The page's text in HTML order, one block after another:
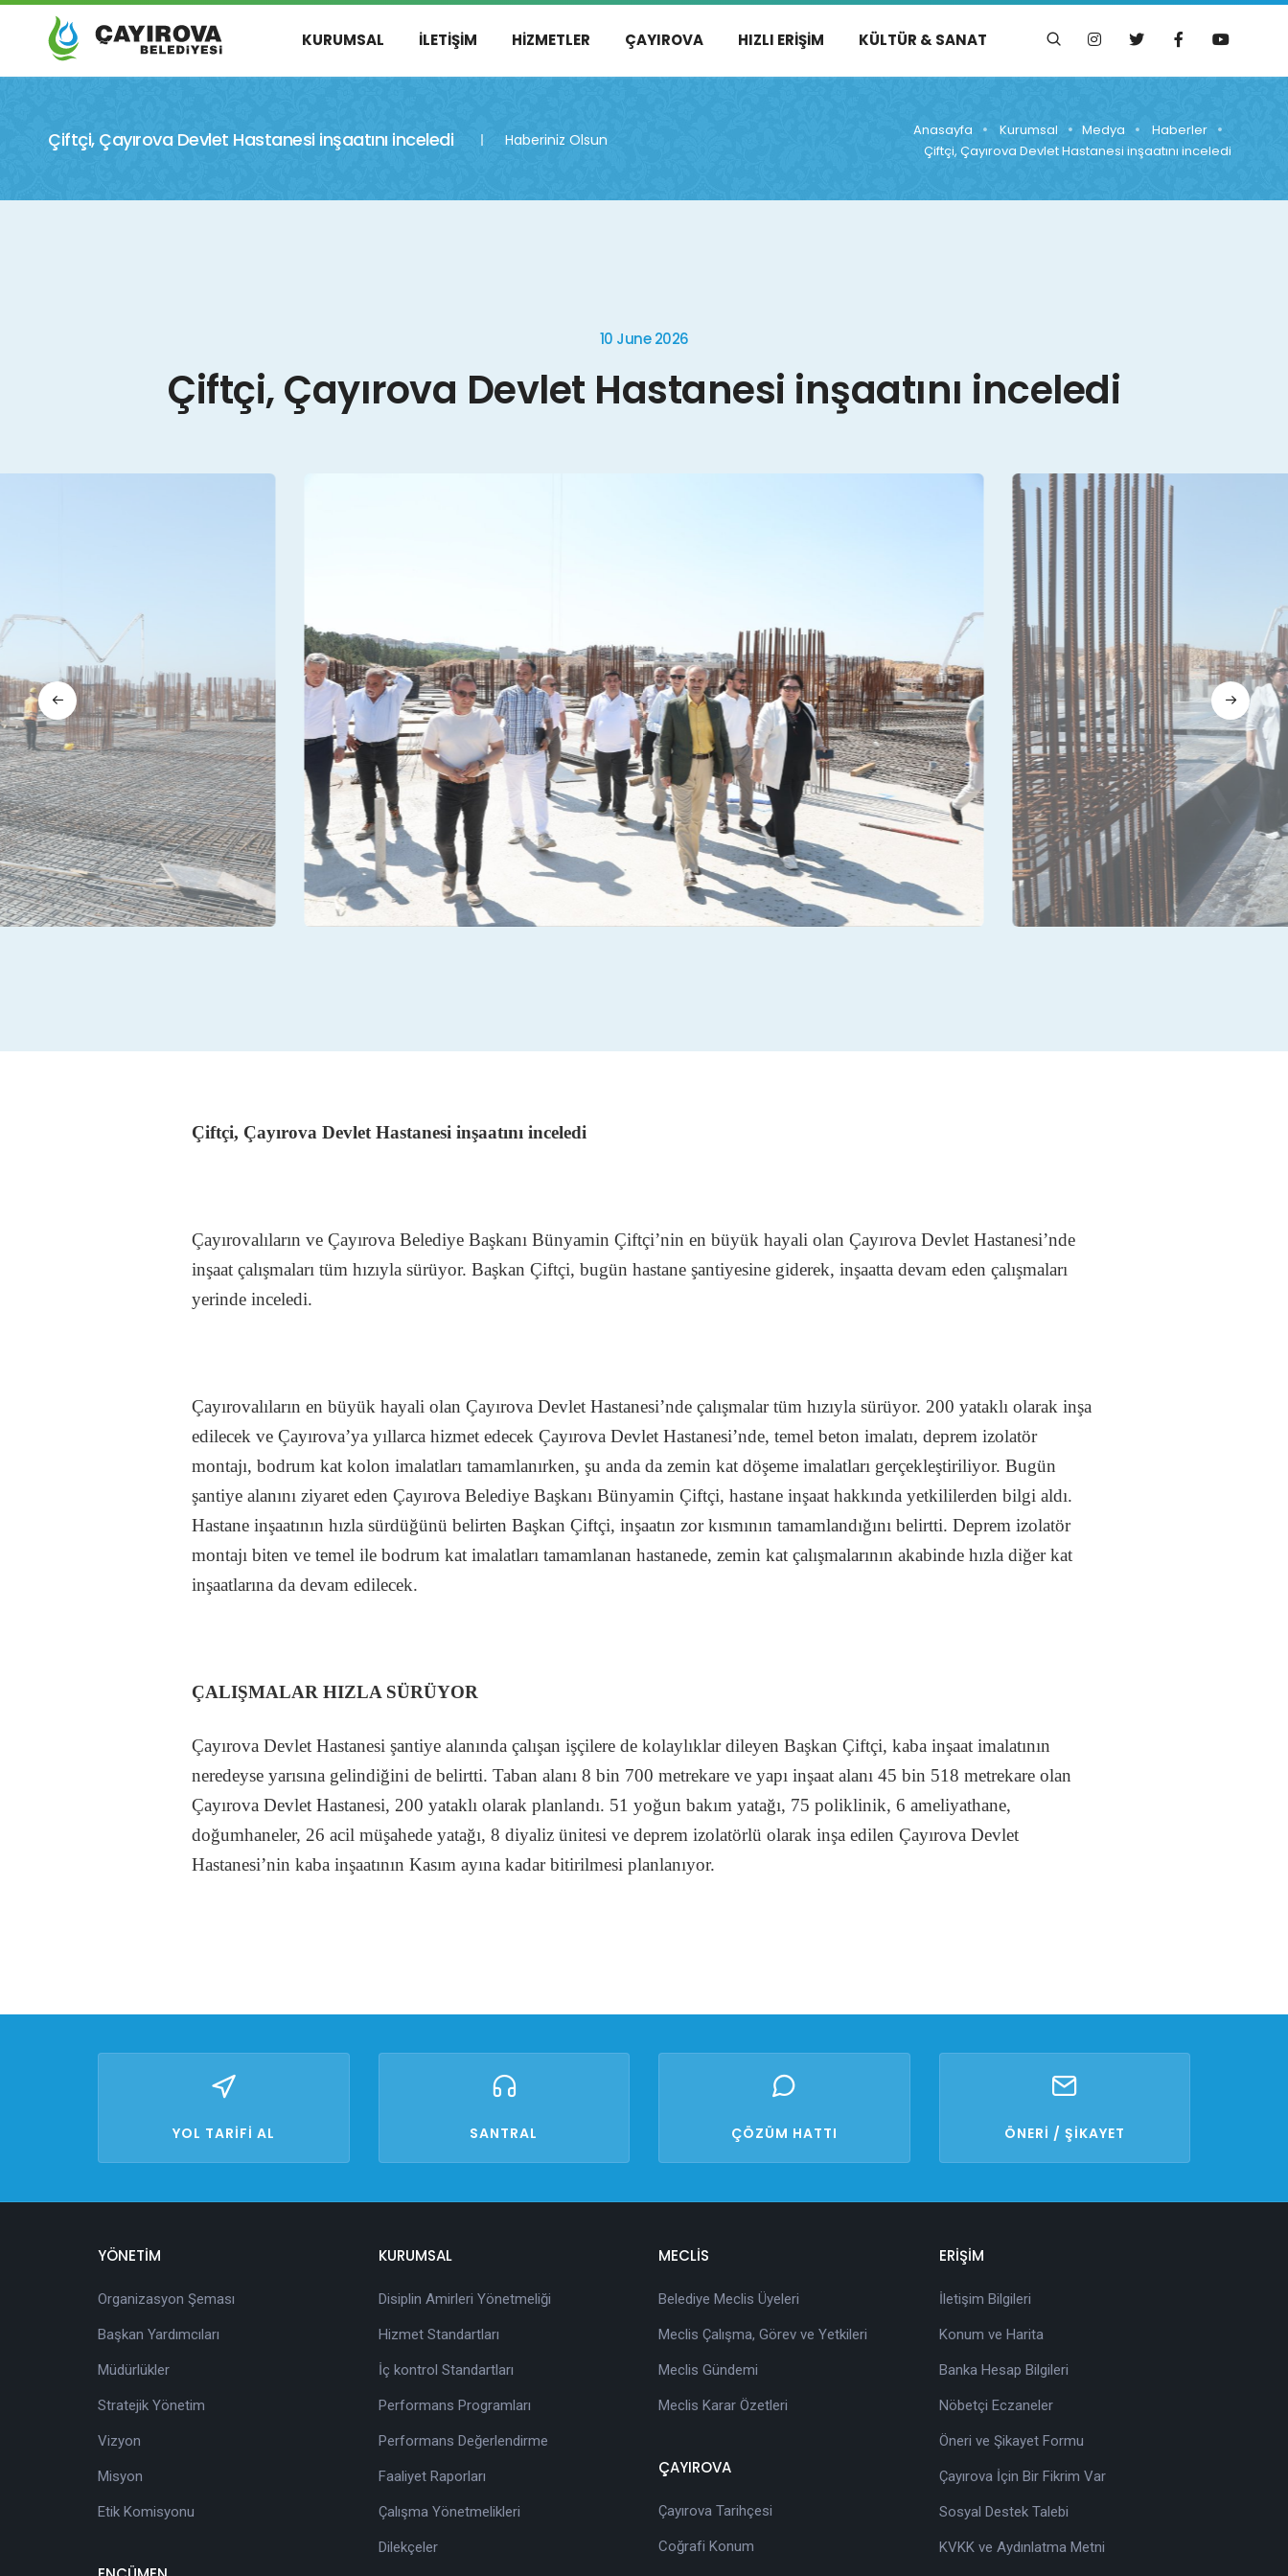
KURUMSAL İLETIŞIM HIZMETLER ÇAYIROVA HIZLI ERIŞIM KÜLTÜR & SANAT
Çiftçi, Çayırova Devlet Hastanesi inşaatını inceledi Haberiniz Olsun
Anasayfa Kurumsal Medya
Haberler
Çiftçi, Çayırova Devlet Hastanesi inşaatını inceledi
10 June 2026
Çiftçi, Çayırova Devlet Hastanesi inşaatını inceledi
Çiftçi, Çayırova Devlet Hastanesi inşaatını inceledi
Çayırovalıların ve Çayırova Belediye Başkanı Bünyamin Çiftçi’nin en büyük hayali olan Çayırova Devlet Hastanesi’nde
inşaat çalışmaları tüm hızıyla sürüyor. Başkan Çiftçi, bugün hastane şantiyesine giderek, inşaatta devam eden çalışmaları
yerinde inceledi.
Çayırovalıların en büyük hayali olan Çayırova Devlet Hastanesi’nde çalışmalar tüm hızıyla sürüyor. 200 yataklı olarak inşa
edilecek ve Çayırova’ya yıllarca hizmet edecek Çayırova Devlet Hastanesi’nde, temel beton imalatı, deprem izolatör
montajı, bodrum kat kolon imalatları tamamlanırken, şu anda da zemin kat döşeme imalatları gerçekleştiriliyor. Bugün
şantiye alanını ziyaret eden Çayırova Belediye Başkanı Bünyamin Çiftçi, hastane inşaat hakkında yetkililerden bilgi aldı.
Hastane inşaatının hızla sürdüğünü belirten Başkan Çiftçi, inşaatın zor kısmının tamamlandığını belirtti. Deprem izolatör
montajı biten ve temel ile bodrum kat imalatları tamamlanan hastanede, zemin kat çalışmalarının akabinde hızla diğer kat
inşaatlarına da devam edilecek.
ÇALIŞMALAR HIZLA SÜRÜYOR
Çayırova Devlet Hastanesi şantiye alanında çalışan işçilere de kolaylıklar dileyen Başkan Çiftçi, kaba inşaat imalatının
neredeyse yarısına gelindiğini de belirtti. Taban alanı 8 bin 700 metrekare ve yapı inşaat alanı 45 bin 518 metrekare olan
Çayırova Devlet Hastanesi, 200 yataklı olarak planlandı. 51 yoğun bakım yatağı, 75 poliklinik, 6 ameliyathane,
doğumhaneler, 26 acil müşahede yatağı, 8 diyaliz ünitesi ve deprem izolatörlü olarak inşa edilen Çayırova Devlet
Hastanesi’nin kaba inşaatının Kasım ayına kadar bitirilmesi planlanıyor.
YOL TARİFİ AL SANTRAL ÇÖZÜM HATTI ÖNERİ / ŞİKAYET
YÖNETİM
Organizasyon Şeması
Başkan Yardımcıları
Müdürlükler
Stratejik Yönetim
Vizyon
Misyon
Etik Komisyonu
KURUMSAL
Disiplin Amirleri Yönetmeliği
Hizmet Standartları
İç kontrol Standartları
Performans Programları
Performans Değerlendirme
Faaliyet Raporları
Çalışma Yönetmelikleri
Dilekçeler
MECLİS
Belediye Meclis Üyeleri
Meclis Çalışma, Görev ve Yetkileri
Meclis Gündemi
Meclis Karar Özetleri
ÇAYIROVA
Çayırova Tarihçesi
Coğrafi Konum
ERİŞİM
İletişim Bilgileri
Konum ve Harita
Banka Hesap Bilgileri
Nöbetçi Eczaneler
Öneri ve Şikayet Formu
Çayırova İçin Bir Fikrim Var
Sosyal Destek Talebi
KVKK ve Aydınlatma Metni